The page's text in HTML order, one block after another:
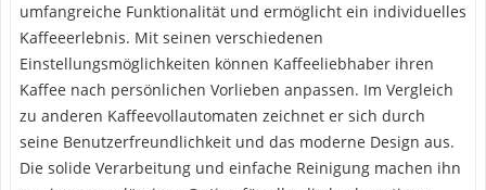
umfangreiche Funktionalität und ermöglicht ein individuelles
Kaffeeerlebnis. Mit seinen verschiedenen
Einstellungsmöglichkeiten können Kaffeeliebhaber ihren
Kaffee nach persönlichen Vorlieben anpassen. Im Vergleich
zu anderen Kaffeevollautomaten zeichnet er sich durch
seine Benutzerfreundlichkeit und das moderne Design aus.
Die solide Verarbeitung und einfache Reinigung machen ihn